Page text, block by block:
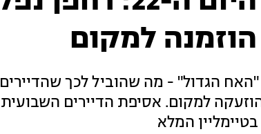
למקום
הגדול" - מה שהוביל לכך שהדיירים
למקום. אסיפת הדיירים השבועית
המלא